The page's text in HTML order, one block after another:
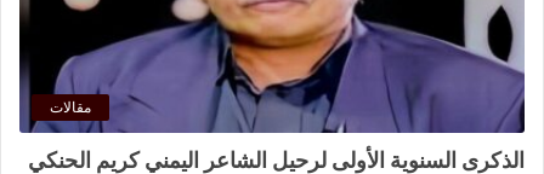
مقالات
الذكرى السنوية الأولى لرحيل الشاعر اليمني كريم الحنكي